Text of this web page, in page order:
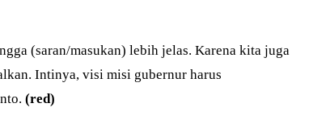
(saran/masukan) lebih jelas. Karena kita juga
Intinya, visi misi gubernur harus
(red)